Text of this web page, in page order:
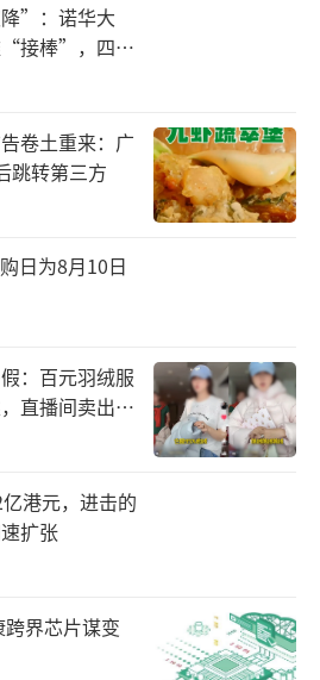
55.69亿元。
易完成后，金龙鱼持有鲁
权，为鲁花集团第六大股
花集团15.6864%股权，位
东。而此次交易中，鲁花
团的原因，经济观察报以
司从20世纪90年代开始就
以前在金龙鱼旗下的4家公
股权置换到了母公司（鲁
示，鲁花集团发生工商变
关联方香港嘉银为股东，
至约10.91亿元，同时，新
”：诺华大
接棒”，四大
卷土重来：广
跳转第三方
日为8月10日
：百元羽绒服
直播间卖出超
港元，进击的
扩张
界芯片谋变